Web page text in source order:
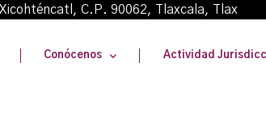
Xicohténcatl, C.P. 90062, Tlaxcala,
Conócenos Actividad